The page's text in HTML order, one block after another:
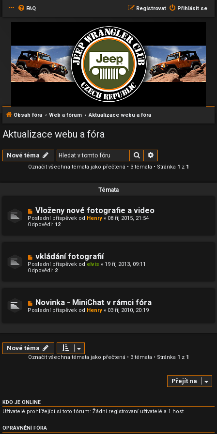
FAQ Přihlásit se
Registrovat
Obsah fóra Web a fórum Aktualizace webu a fóra
Aktualizace webu a fóra
Nové téma Hledat
Označit všechna témata jako přečtená • 3 témata • Stránka 1 z 1
Témata
Vloženy nové fotografie a video
Poslední příspěvek od Henry « 08 říj 2015, 21:54
Odpovědi: 12
vkládání fotografií
Poslední příspěvek od elvis « 19 říj 2013, 09:11
Odpovědi: 2
Novinka - MiniChat v rámci fóra
Poslední příspěvek od Henry « 03 říj 2010, 20:19
Nové téma
Označit všechna témata jako přečtená • 3 témata • Stránka 1 z 1
Přejít na
KDO JE ONLINE
Uživatelé prohlížející si toto fórum: Žádní registrovaní uživatelé a 1 host
OPRÁVNĚNÍ FÓRA